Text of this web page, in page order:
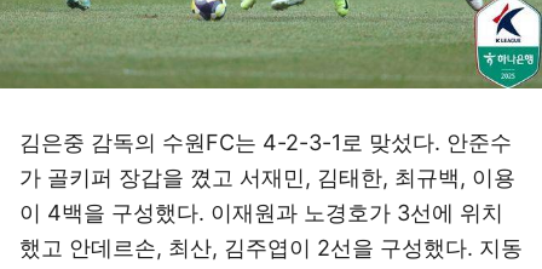
김은중 감독의 수원FC는 4-2-3-1로 맞섰다. 안준수
가 골키퍼 장갑을 꼈고 서재민, 김태한, 최규백, 이용
이 4백을 구성했다. 이재원과 노경호가 3선에 위치
했고 안데르손, 최산, 김주엽이 2선을 구성했다. 지동